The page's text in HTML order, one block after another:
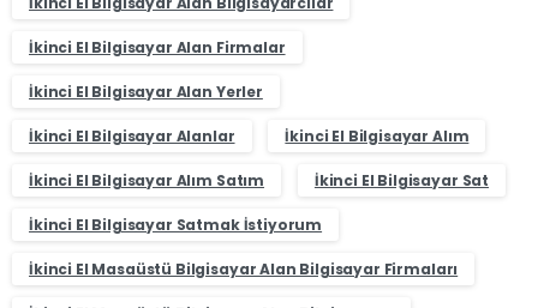
İkinci El Bilgisayar Alan Firmalar
İkinci El Bilgisayar Alan Yerler
İkinci El Bilgisayar Alanlar İkinci El Bilgisayar Alım
İkinci El Bilgisayar Alım Satım İkinci El Bilgisayar Sat
İkinci El Bilgisayar Satmak İstiyorum
İkinci El Masaüstü Bilgisayar Alan Bilgisayar Firmaları